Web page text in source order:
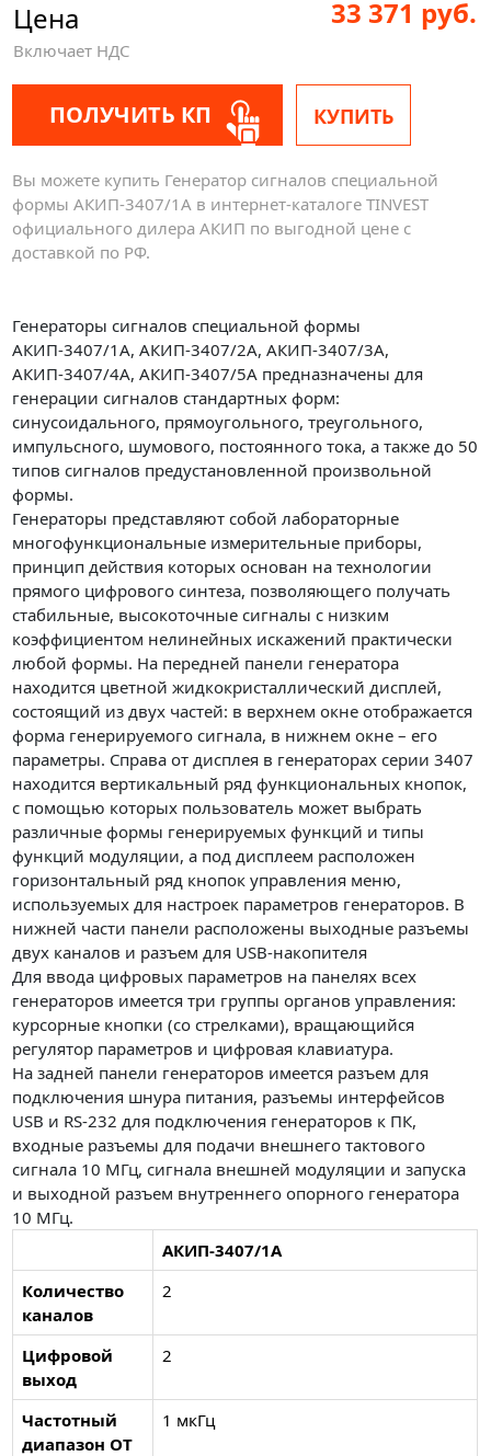
Цена
Включает НДС
33 371 руб.
ПОЛУЧИТЬ КП КУПИТЬ
Вы можете купить Генератор сигналов специальной
формы АКИП-3407/1A в интернет-каталоге TINVEST
официального дилера АКИП по выгодной цене с
доставкой по РФ.
Генераторы сигналов специальной формы
АКИП-3407/1А, АКИП-3407/2А, АКИП-3407/3А,
АКИП-3407/4А, АКИП-3407/5А предназначены для
генерации сигналов стандартных форм:
синусоидального, прямоугольного, треугольного,
импульсного, шумового, постоянного тока, а также до 50
типов сигналов предустановленной произвольной
формы.
Генераторы представляют собой лабораторные
многофункциональные измерительные приборы,
принцип действия которых основан на технологии
прямого цифрового синтеза, позволяющего получать
стабильные, высокоточные сигналы с низким
коэффициентом нелинейных искажений практически
любой формы. На передней панели генератора
находится цветной жидкокристаллический дисплей,
состоящий из двух частей: в верхнем окне отображается
форма генерируемого сигнала, в нижнем окне – его
параметры. Справа от дисплея в генераторах серии 3407
находится вертикальный ряд функциональных кнопок,
с помощью которых пользователь может выбрать
различные формы генерируемых функций и типы
функций модуляции, а под дисплеем расположен
горизонтальный ряд кнопок управления меню,
используемых для настроек параметров генераторов. В
нижней части панели расположены выходные разъемы
двух каналов и разъем для USB-накопителя
Для ввода цифровых параметров на панелях всех
генераторов имеется три группы органов управления:
курсорные кнопки (со стрелками), вращающийся
регулятор параметров и цифровая клавиатура.
На задней панели генераторов имеется разъем для
подключения шнура питания, разъемы интерфейсов
USB и RS-232 для подключения генераторов к ПК,
входные разъемы для подачи внешнего тактового
сигнала 10 МГц, сигнала внешней модуляции и запуска
и выходной разъем внутреннего опорного генератора
10 МГц.
АКИП-3407/1А
Количество
каналов
2
Цифровой
выход
2
Частотный
диапазон ОТ
1 мкГц